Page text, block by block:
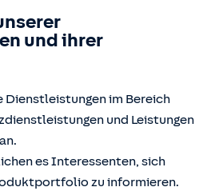
und ihrer
Dienstleistungen im Bereich
und Leistungen
es Interessenten, sich
zu informieren.